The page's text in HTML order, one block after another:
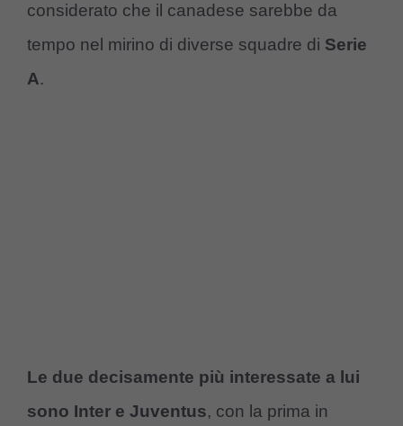
considerato che il canadese sarebbe da
tempo nel mirino di diverse squadre di Serie
A.
Le due decisamente più interessate a lui
sono Inter e Juventus, con la prima in